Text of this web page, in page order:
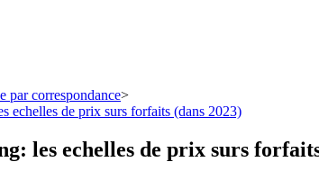
par correspondance>
echelles de prix surs forfaits (dans 2023)
les echelles de prix surs